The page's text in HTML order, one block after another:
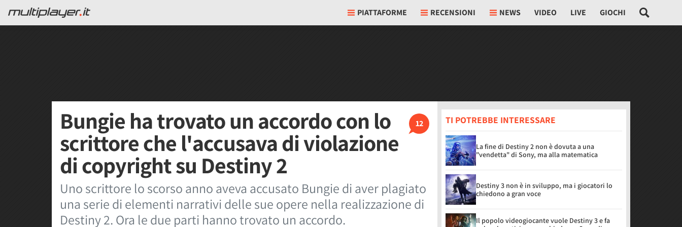
PIATTAFORME RECENSIONI NEWS VIDEO LIVE GIOCHI
12
Bungie ha trovato un accordo con lo
scrittore che l'accusava di violazione
di copyright su Destiny 2
Uno scrittore lo scorso anno aveva accusato Bungie di aver plagiato
una serie di elementi narrativi delle sue opere nella realizzazione di
Destiny 2. Ora le due parti hanno trovato un accordo.
TI POTREBBE INTERESSARE
La fine di Destiny 2 non è dovuta a una
"vendetta" di Sony, ma alla matematica
Destiny 3 non è in sviluppo, ma i giocatori lo
chiedono a gran voce
Il popolo videogiocante vuole Destiny 3 e fa